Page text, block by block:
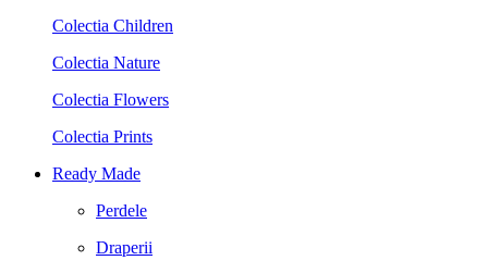
Colectia Children
Colectia Nature
Colectia Flowers
Colectia Prints
Ready Made
Perdele
Draperii